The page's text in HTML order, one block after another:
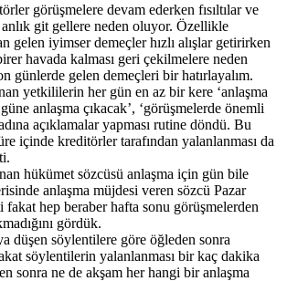
görüşmelere devam ederken fısıltılar ve
git gellere neden oluyor. Özellikle
gelen iyimser demeçler hızlı alışlar getirirken
havada kalması geri çekilmelere neden
günlerde gelen demeçleri bir hatırlayalım.
yetkililerin her gün en az bir kere ‘anlaşma
anlaşma çıkacak’, ‘görüşmelerde önemli
açıklamalar yapması rutine döndü. Bu
içinde kreditörler tarafından yalanlanması da
hükümet sözcüsü anlaşma için gün bile
anlaşma müjdesi veren sözcü Pazar
fakat hep beraber hafta sonu görüşmelerden
gördük.
düşen söylentilere göre öğleden sonra
söylentilerin yalanlanması bir kaç dakika
sonra ne de akşam her hangi bir anlaşma